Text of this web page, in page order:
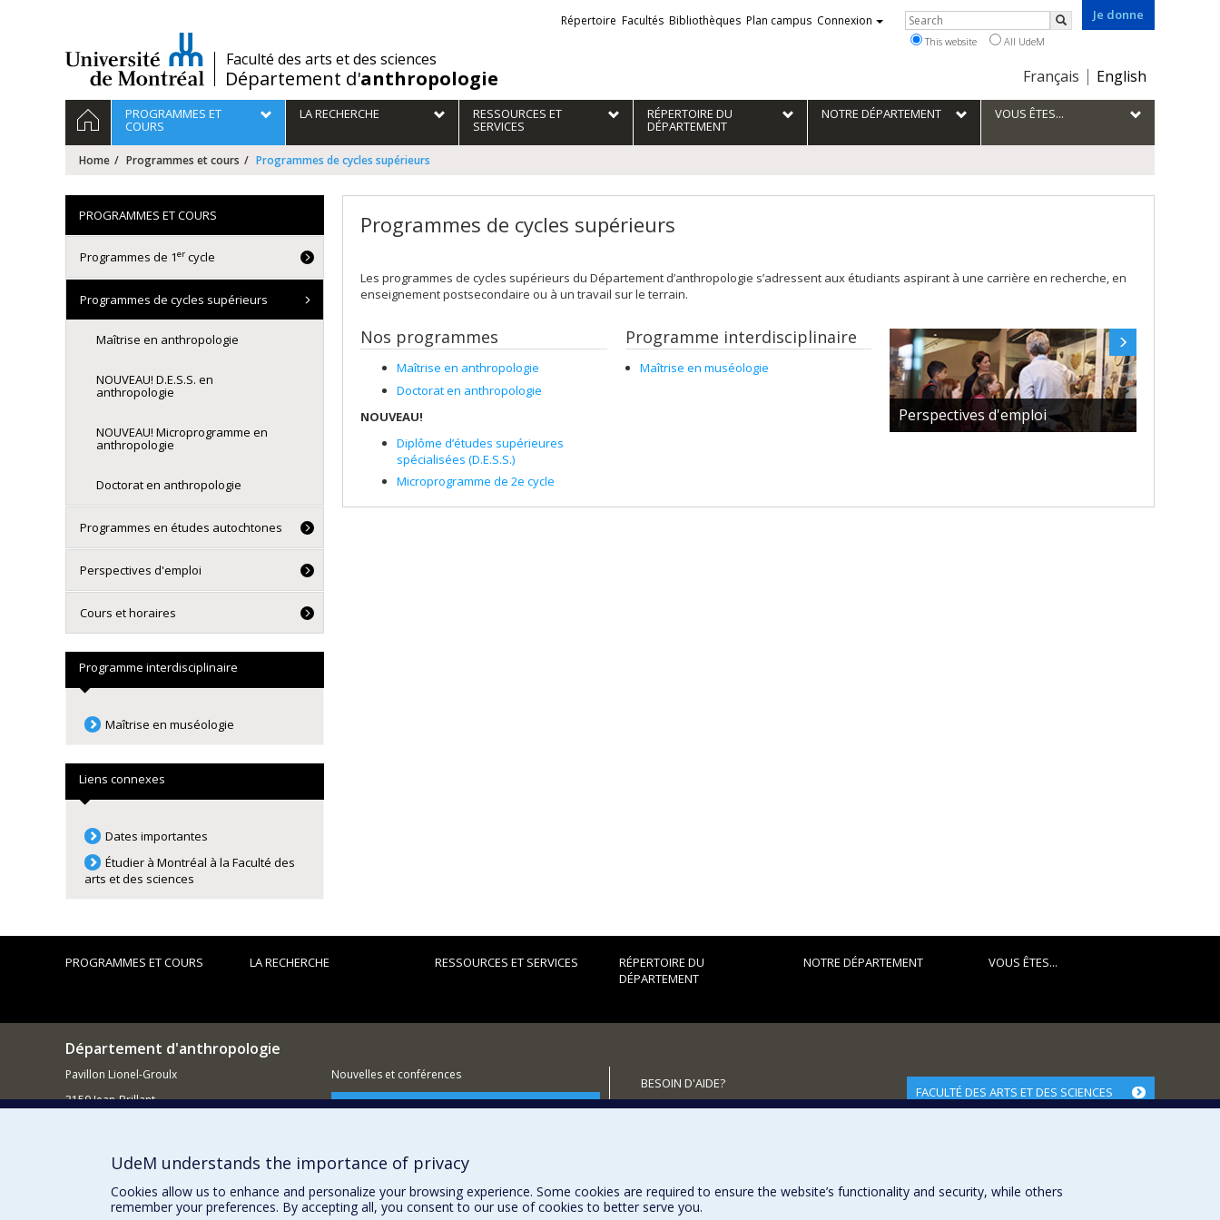
/Faculté des arts et des sciences
Département d'anthropologie
Je donne
Choix
la
langue
Français English
Liens
externes
Répertoire Facultés Bibliothèques Plan campus Connexion Rechercher
Search
This website All UdeM
Navigation
principale
HOMEPROGRAMMES ET
COURS
LA RECHERCHE RESSOURCES ET
SERVICES
RÉPERTOIRE DU
DÉPARTEMENT
NOTRE DÉPARTEMENT VOUS ÊTES...
Home Programmes et cours Programmes de cycles supérieurs
Programmes de cycles supérieurs
Les programmes de cycles supérieurs du Département d’anthropologie s’adressent aux étudiants aspirant à une carrière en recherche, en
enseignement postsecondaire ou à un travail sur le terrain.
Nos programmes
Maîtrise en anthropologie
Doctorat en anthropologie
NOUVEAU!
Diplôme d’études supérieures
spécialisées (D.E.S.S.)
Microprogramme de 2e cycle
Programme interdisciplinaire
Maîtrise en muséologie
Perspectives d'emploi
PROGRAMMES ET COURS
Programmes de 1er cycle
Programmes de cycles supérieurs
Maîtrise en anthropologie
NOUVEAU! D.E.S.S. en
anthropologie
NOUVEAU! Microprogramme en
anthropologie
Doctorat en anthropologie
Programmes en études autochtones
Perspectives d'emploi
Cours et horaires
Programme interdisciplinaire
Maîtrise en muséologie
Liens connexes
Dates importantes
Étudier à Montréal à la Faculté des
arts et des sciences
PROGRAMMES ET COURS LA RECHERCHE RESSOURCES ET SERVICES
RÉPERTOIRE DU
DÉPARTEMENT
NOTRE DÉPARTEMENT VOUS ÊTES...
Département d'anthropologie
Pavillon Lionel-Groulx
3150 Jean-Brillant
Nouvelles et conférences
Comment soutenir le Département?
BESOIN D'AIDE?
Plan du site
FACULTÉ DES ARTS ET DES SCIENCES
UdeM understands the importance of privacy
Cookies allow us to enhance and personalize your browsing experience. Some cookies are required to ensure the website’s functionality and security, while others
remember your preferences. By accepting all, you consent to our use of cookies to better serve you.